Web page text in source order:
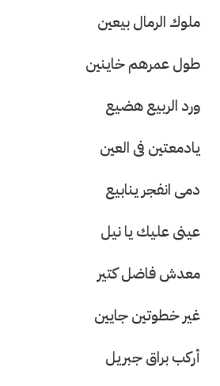
ملوك الرمال بيعين
طول عمرهم خاينين
ورد الربيع هضيع
يادمعتين فى العين
دمى انفجر ينابيع
عينى عليك يا نيل
معدش فاضل كتير
غير خطوتين جايين
أركب براق جبريل